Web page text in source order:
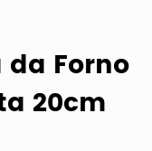
da Forno
20cm